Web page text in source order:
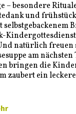
– besondere
und
natürlich freuen
am nächsten
bringen die
zaubert ein